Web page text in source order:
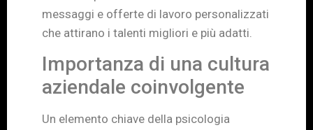
messaggi e offerte di lavoro personalizzati
che attirano i talenti migliori e più adatti.
Importanza di una cultura
aziendale coinvolgente
Un elemento chiave della psicologia